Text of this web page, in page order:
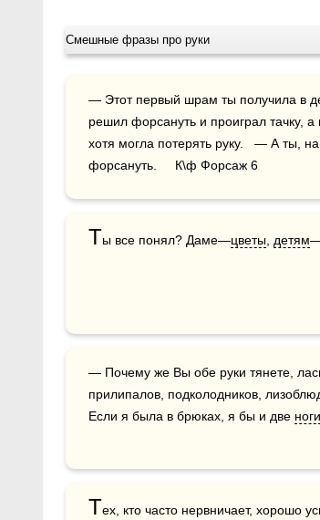
Смешные фразы про руки
— Этот первый шрам ты получила в
решил форсануть и проиграл тачку,
хотя могла потерять руку.   — А ты,
форсануть.     К\ф Форсаж 6
Ты все понял? Даме—цветы детям
— Почему же Вы обе руки тянете, ласковая моя?  — Потому что здесь подхалимов,
прилипалов, подколодников,
Если я была в брюках, я бы и две ноги
Тех, кто часто нервничает, хорошо